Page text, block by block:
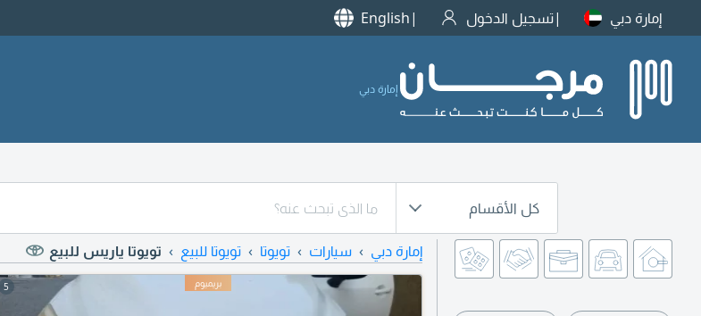
إمارة دبي تسجيل الدخول English
إمارة دبي
كل الأقسام
إمارة دبي سيارات تويوتا تويوتا للبيع تويوتا ياريس للبيع
5